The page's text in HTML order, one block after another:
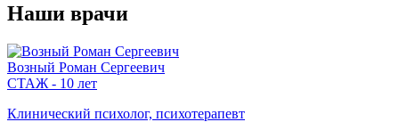
Наши врачи
Возный Роман Сергеевич
СТАЖ - 10 лет
Клинический психолог, психотерапевт